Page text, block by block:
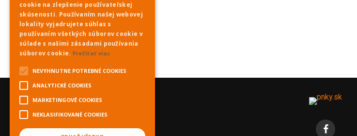
cookie na zlepšenie používateľskej
skúsenosti. Používaním našej webovej
lokality vyjadrujete súhlas s
používaním všetkých súborov cookie v
súlade s našimi zásadami používania
súborov cookie. Prečítať viac
NEVYHNUTNE POTREBNÉ COOKIES
ANALYTICKÉ COOKIES
MARKETINGOVÉ COOKIES
NEKLASIFIKOVANÉ COOKIES